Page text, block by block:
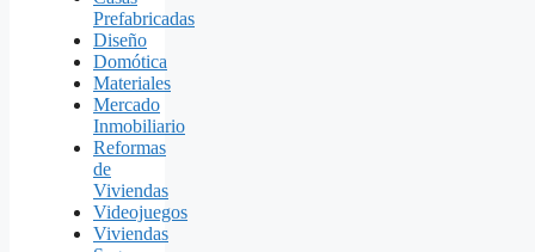
Prefabricadas
Diseño
Domótica
Materiales
Mercado
Inmobiliario
Reformas
de
Viviendas
Videojuegos
Viviendas